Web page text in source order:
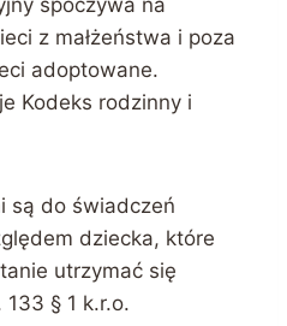
z małżeństwa i poza
adoptowane.
Kodeks rodzinny i
są do świadczeń
dziecka, które
utrzymać się
§ 1 k.r.o.